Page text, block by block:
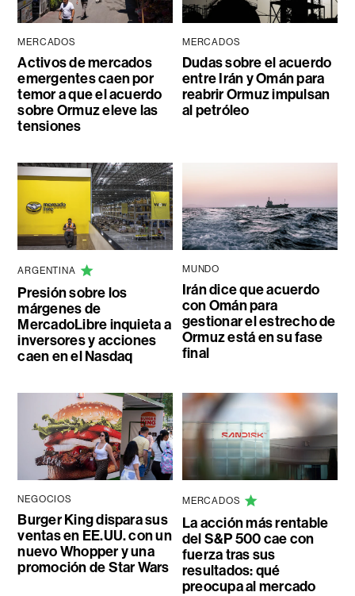
MERCADOS
Activos de mercados
emergentes caen por
temor a que el acuerdo
sobre Ormuz eleve las
tensiones
MERCADOS
Dudas sobre el acuerdo
entre Irán y Omán para
reabrir Ormuz impulsan
al petróleo
ARGENTINA
Presión sobre los
márgenes de
MercadoLibre inquieta a
inversores y acciones
caen en el Nasdaq
MUNDO
Irán dice que acuerdo
con Omán para
gestionar el estrecho de
Ormuz está en su fase
final
NEGOCIOS
Burger King dispara sus
ventas en EE.UU. con un
nuevo Whopper y una
promoción de Star Wars
MERCADOS
La acción más rentable
del S&P 500 cae con
fuerza tras sus
resultados: qué
preocupa al mercado